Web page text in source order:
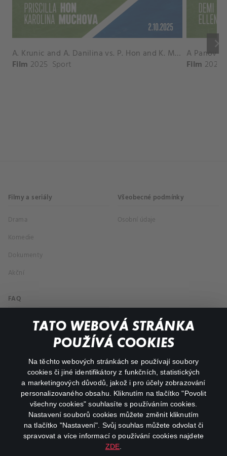
TATO WEBOVÁ STRÁNKA
POUŽÍVÁ COOKIES
Na těchto webových stránkách se používají soubory
cookies či jiné identifikátory z funkčních, statistických
a marketingových důvodů, jakož i pro účely zobrazování
personalizovaného obsahu. Kliknutím na tlačítko "Povolit
všechny cookies" souhlasíte s používáním cookies.
Nastavení souborů cookies můžete změnit kliknutím
na tlačítko "Nastavení". Svůj souhlas můžete odvolat či
spravovat a více informací o používání cookies najdete
ZDE
keyboard_arrow_right
A. Krunic and A. Danilina vs. P. Hon and K. Muchova Match Highlights - BEIJING_Capital Group Diamond ( October 02, 2025)
Film 2025 Sport Film 2026
Filmy a seriály
Drama
Komedie
Dokumenty
Akční
Všeobecné podmínky
Osobní údaje
FAQ
Můj účet
Důležité odkazy
facebookinstagram
youtube